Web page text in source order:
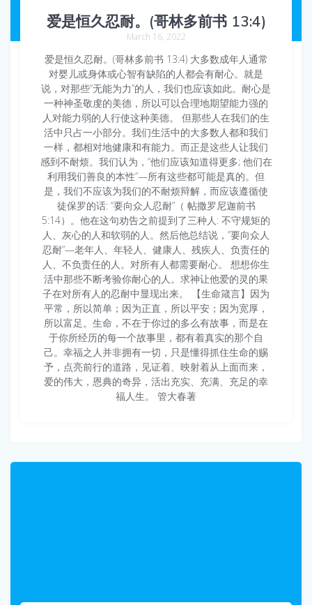
爱是恒久忍耐。(哥林多前书 13:4)
March 16, 2022
爱是恒久忍耐。(哥林多前书 13:4) 大多数成年人通常
对婴儿或身体或心智有缺陷的人都会有耐心。就是
说，对那些“无能为力”的人，我们也应该如此。耐心是
一种神圣敬虔的美德，所以可以合理地期望能力强的
人对能力弱的人行使这种美德。 但那些人在我们的生
活中只占一小部分。我们生活中的大多数人都和我们
一样，都相对地健康和有能力。而正是这些人让我们
感到不耐烦。我们认为，“他们应该知道得更多; 他们在
利用我们善良的本性”—所有这些都可能是真的。但
是，我们不应该为我们的不耐烦辩解，而应该遵循使
徒保罗的话: “要向众人忍耐”（ 帖撒罗尼迦前书
5:14）。他在这句劝告之前提到了三种人: 不守规矩的
人、灰心的人和软弱的人。然后他总结说，”要向众人
忍耐”—老年人、年轻人、健康人、残疾人、负责任的
人、不负责任的人。对所有人都需要耐心。 想想你生
活中那些不断考验你耐心的人。求神让他爱的灵的果
子在对所有人的忍耐中显现出来。 【生命箴言】因为
平常，所以简单；因为正直，所以平安；因为宽厚，
所以富足。生命，不在于你过的多么有故事，而是在
于你所经历的每一个故事里，都有着真实的那个自
己。幸福之人并非拥有一切，只是懂得抓住生命的赐
予，点亮前行的道路，见证着、映射着从上面而来，
爱的伟大，恩典的奇异，活出充实、充满、充足的幸
福人生。 管大春著